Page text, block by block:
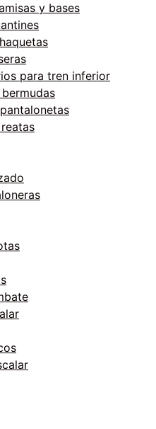
y bases
para tren inferior